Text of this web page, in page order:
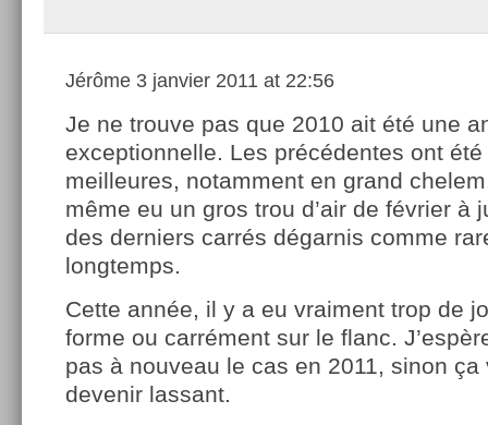
Jérôme 3 janvier 2011 at 22:56
Je ne trouve pas que 2010 ait été une
exceptionnelle. Les précédentes ont été
meilleures, notamment en grand
même eu un gros trou d’air de février à
des derniers carrés dégarnis comme
longtemps.
Cette année, il y a eu vraiment trop de
forme ou carrément sur le flanc.
pas à nouveau le cas en 2011, sinon ça
devenir lassant.